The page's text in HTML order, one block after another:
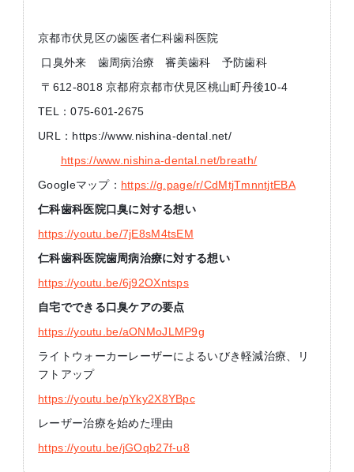
京都市伏見区の歯医者仁科歯科医院
口臭外来 歯周病治療 審美歯科 予防歯科
〒612-8018 京都府京都市伏見区桃山町丹後10-4
TEL：075-601-2675
URL：https://www.nishina-dental.net/
https://www.nishina-dental.net/breath/
Googleマップ： https://g.page/r/CdMtjTmnntjtEBA
仁科歯科医院口臭に対する想い
https://youtu.be/7jE8sM4tsEM
仁科歯科医院歯周病治療に対する想い
https://youtu.be/6j92OXntsps
自宅でできる口臭ケアの要点
https://youtu.be/aONMoJLMP9g
ライトウォーカーレーザーによるいびき軽減治療、リ
フトアップ
https://youtu.be/pYky2X8YBpc
レーザー治療を始めた理由
https://youtu.be/jGOqb27f-u8